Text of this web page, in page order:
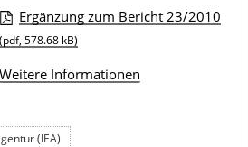
b
l
i
a
D
w
l
Ergänzung zum Bericht 23/2010
(pdf, 578.68 kB)
Weitere Informationen
(IEA)